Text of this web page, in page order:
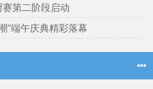
第二阶段启动
”端午庆典精彩落幕